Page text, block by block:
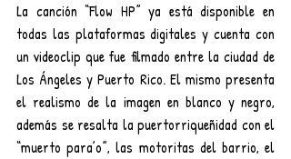
La canción “Flow HP” ya está disponible en
todas las plataformas digitales y cuenta con
un videoclip que fue filmado entre la ciudad de
Los Ángeles y Puerto Rico. El mismo presenta
el realismo de la imagen en blanco y negro,
además se resalta la puertorriqueñidad con el
“muerto para’o”, las motoritas del barrio, el